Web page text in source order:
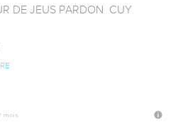
DE JEUS PARDON  CUY
mois